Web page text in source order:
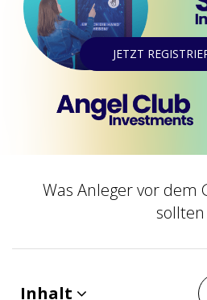
JETZT
Was Anleger vor dem
sollten
Inhalt